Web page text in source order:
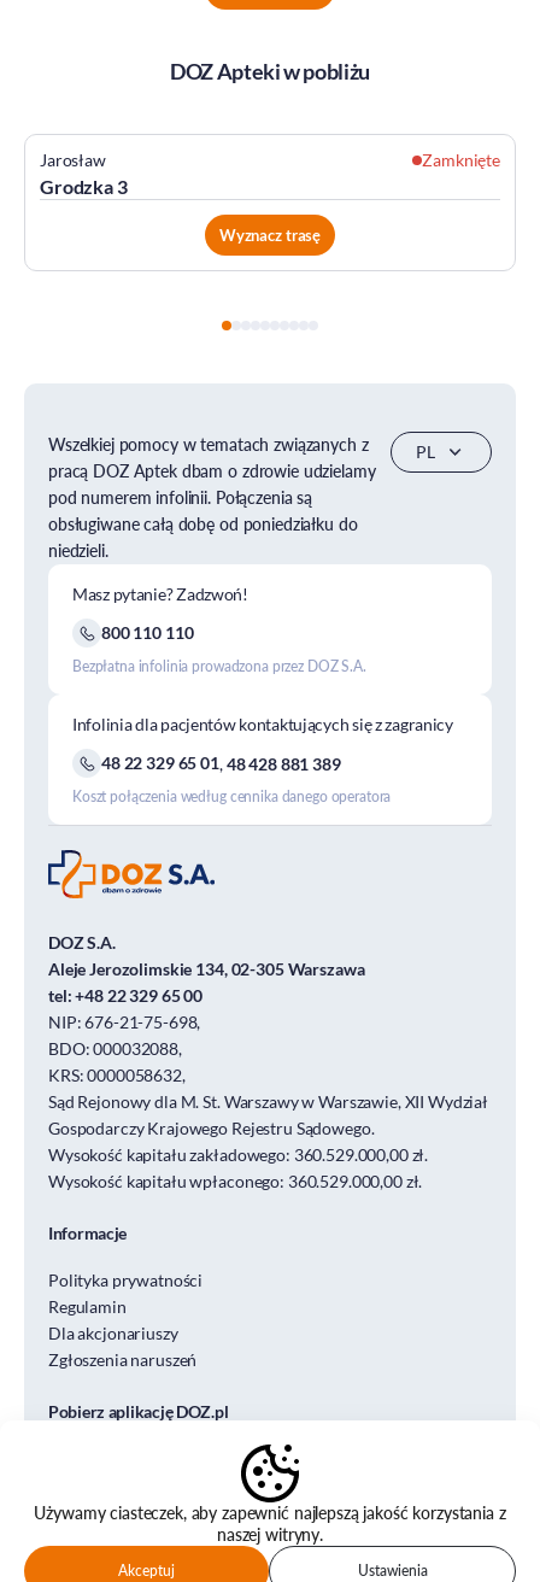
DOZ Apteki w pobliżu
Jarosław
Grodzka 3
Zamknięte
Wyznacz trasę
Wszelkiej pomocy w tematach związanych z
pracą DOZ Aptek dbam o zdrowie udzielamy
pod numerem infolinii. Połączenia są
obsługiwane całą dobę od poniedziałku do
niedzieli.
Masz pytanie? Zadzwoń!
800 110 110
Bezpłatna infolinia prowadzona przez DOZ S.A.
Infolinia dla pacjentów kontaktujących się z zagranicy
48 22 329 65 01,48 428 881 389
Koszt połączenia według cennika danego operatora
DOZ S.A.
Aleje Jerozolimskie 134, 02-305 Warszawa
tel:+48 22 329 65 00
NIP: 676-21-75-698,
BDO: 000032088,
KRS: 0000058632,
Sąd Rejonowy dla M. St. Warszawy w Warszawie, XII Wydział
Gospodarczy Krajowego Rejestru Sądowego.
Wysokość kapitału zakładowego: 360.529.000,00 zł.
Wysokość kapitału wpłaconego: 360.529.000,00 zł.
Informacje
Polityka prywatności
Regulamin
Dla akcjonariuszy
Zgłoszenia naruszeń
Pobierz aplikację DOZ.pl
© DOZ S.A. DESIGN&CODE
Używamy ciasteczek, aby zapewnić najlepszą jakość korzystania z
naszej witryny.
Akceptuj Ustawienia